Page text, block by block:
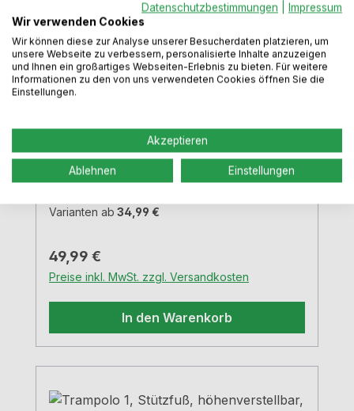
höhenverstellbar, edelstahlfarbig, H
800 - 980 mm
Farbe:edelstahlfarbig|
Höhe:
Höhenverstellbar 80,0 - 98,0 cm
Stützfuß höhenverstellbar, 80,0 - 98,0
-85 mm und +95 mm können
verschiedene Höhen erreicht
werden.edelstahlfarbigRohr-Ø 50
Varianten ab 34,99 €
Regulärer Preis:
49,99 €
Preise inkl. MwSt. zzgl. Versandkosten
In den Warenkorb
Datenschutzbestimmungen
Impressum
Wir verwenden Cookies
Wir können diese zur Analyse unserer Besucherdaten platzieren, um
unsere Webseite zu verbessern, personalisierte Inhalte anzuzeigen
und Ihnen ein großartiges Webseiten-Erlebnis zu bieten. Für weitere
Informationen zu den von uns verwendeten Cookies öffnen Sie die
Einstellungen.
Akzeptieren
Ablehnen Einstellungen